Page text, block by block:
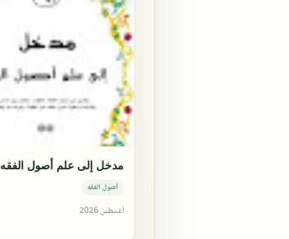
مدخل إلى علم أصول الفقه
أصول الفقه
أغسطس 2026